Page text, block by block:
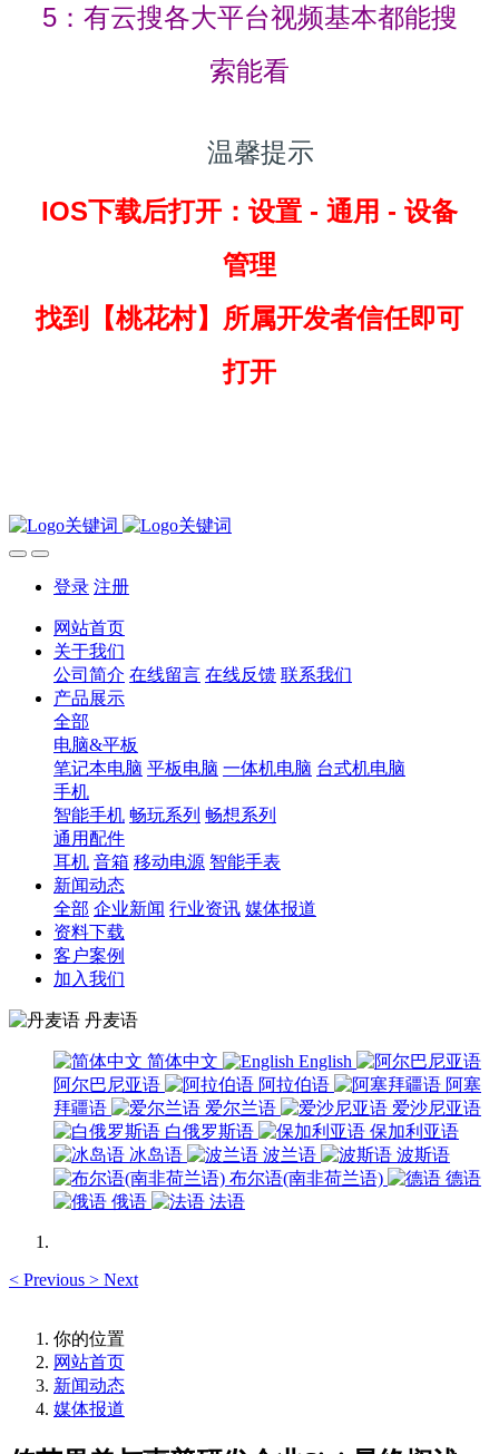
5：有云搜各大平台视频基本都能搜
索能看
温馨提示
IOS下载后打开：设置 - 通用 - 设备
管理
找到
【桃花村】所属开发者信任即可
打开
登录 注册
网站首页
关于我们
公司简介 在线留言 在线反馈 联系我们
产品展示
全部
电脑&平板
笔记本电脑 平板电脑 一体机电脑 台式机电脑
手机
智能手机 畅玩系列 畅想系列
通用配件
耳机 音箱 移动电源 智能手表
新闻动态
全部 企业新闻 行业资讯 媒体报道
资料下载
客户案例
加入我们
丹麦语
简体中文
English
阿尔巴尼亚语
阿拉伯语
阿塞
拜疆语
爱尔兰语
爱沙尼亚语
白俄罗斯语
保加利亚语
冰岛语
波兰语
波斯语
布尔语(南非荷兰语)
德语
俄语
法语
< Previous > Next
你的位置
网站首页
新闻动态
媒体报道